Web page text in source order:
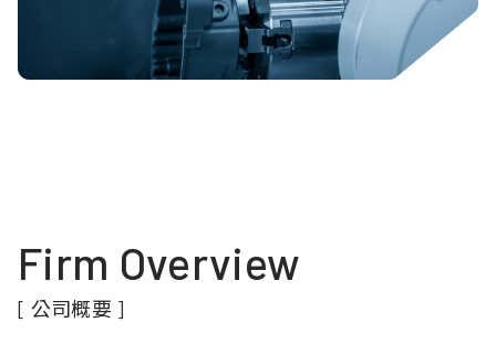
Firm Overview
[ 公司概要 ]